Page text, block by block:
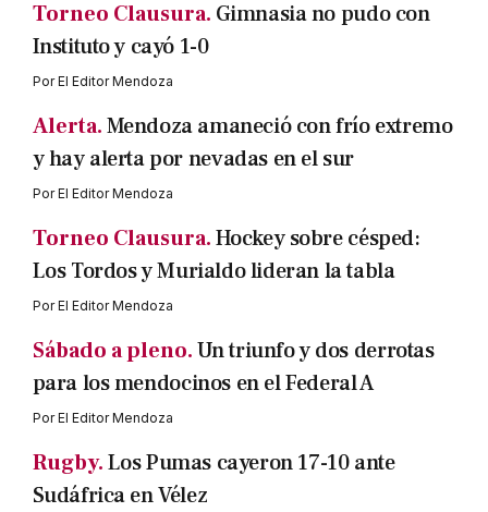
Torneo Clausura. Gimnasia no pudo con
Instituto y cayó 1-0
PorEl Editor Mendoza
Alerta.Mendoza amaneció con frío extremo
y hay alerta por nevadas en el sur
PorEl Editor Mendoza
Torneo Clausura.Hockey sobre césped:
Los Tordos y Murialdo lideran la tabla
PorEl Editor Mendoza
Sábado a pleno.Un triunfo y dos derrotas
para los mendocinos en el Federal A
PorEl Editor Mendoza
Rugby.Los Pumas cayeron 17-10 ante
Sudáfrica en Vélez